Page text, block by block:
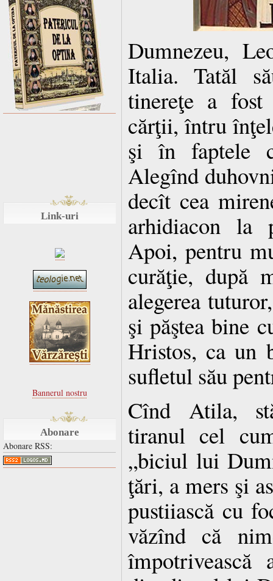
Link-uri
Bannerul nostru
Abonare
Abonare RSS:
Dumnezeu,
Italia. Tatăl
tinereţe a fost
cărţii, întru
şi în faptele
Alegînd
decît cea
arhidiacon
Apoi, pentru
curăţie, după
alegerea
şi păştea bine
Hristos, ca un
sufletul său
Cînd Atila,
tiranul cel
„biciul lui
ţări, a mers şi
pustiiască cu
văzînd că
împotrivească